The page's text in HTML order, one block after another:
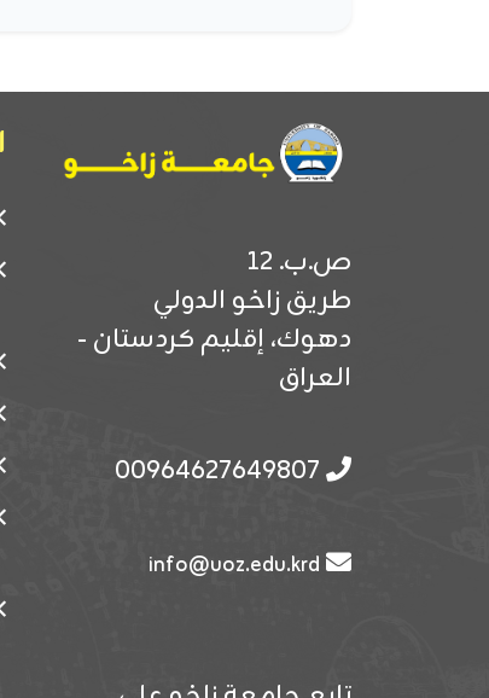
ص.ب. 12
طريق زاخو الدولي
دهوك، إقليم كردستان -
العراق
info@uoz.edu.krd